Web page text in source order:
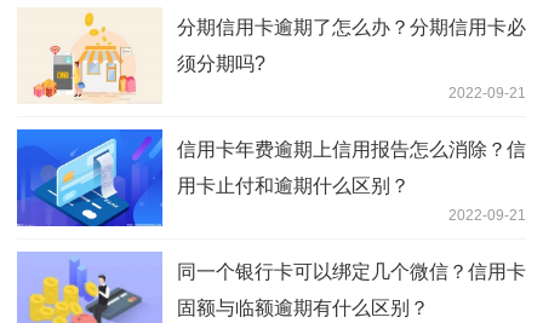
分期信用卡逾期了怎么办？分期信用卡必
须分期吗?
2022-09-21
信用卡年费逾期上信用报告怎么消除？信
用卡止付和逾期什么区别？
2022-09-21
同一个银行卡可以绑定几个微信？信用卡
固额与临额逾期有什么区别？